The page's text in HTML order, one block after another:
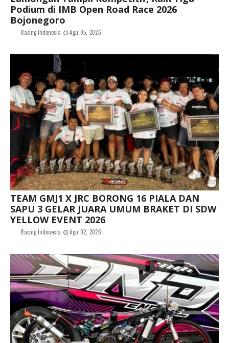
Podium di IMB Open Road Race 2026
Bojonegoro
Racing Indonesia Agu 05, 2026
TEAM GMJ1 X JRC BORONG 16 PIALA DAN
SAPU 3 GELAR JUARA UMUM BRAKET DI SDW
YELLOW EVENT 2026
Racing Indonesia Agu 02, 2026